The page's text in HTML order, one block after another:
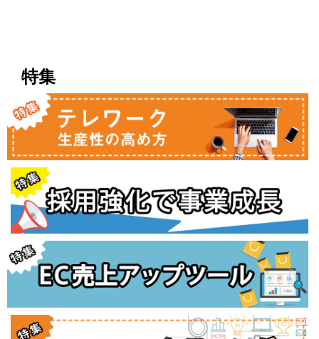
特集